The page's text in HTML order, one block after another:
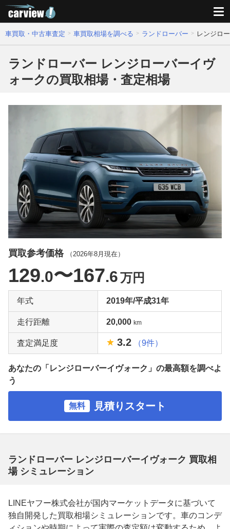
車買取・中古車査定 車買取相場を調べる ランドローバー レンジロ
ランドローバー レンジローバーイヴ
ォークの買取相場・査定相場
買取参考価格 （ 2026年8月 現在）
129.0〜167.6万円
年式 2019年/平成31年
走行距離 20,000 km
査定満足度 3.2 （9件）
あなたの「レンジローバーイヴォーク」の最高額を調べよ
う
無料 見積りスタート
ランドローバー レンジローバーイヴォーク 買取相
場 シミュレーション
LINEヤフー株式会社が国内マーケットデータに基づいて
独自開発した買取相場シミュレーションです。車のコンデ